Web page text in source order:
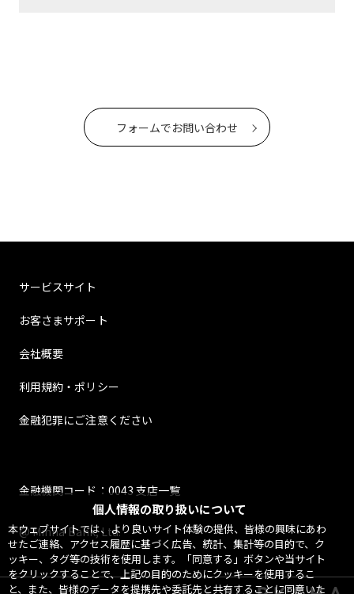
個人情報の取り扱いについて
本ウェブサイトでは、より良いサイト体験の提供、皆様の興味にあわ
せたご連絡、アクセス履歴に基づく広告、統計、集計等の目的で、ク
ッキー、タグ等の技術を使用します。「同意する」ボタンや当サイト
をクリックすることで、上記の目的のためにクッキーを使用するこ
と、また、皆様のデータを提携先や委託先と共有することに同意いた
フォームでお問い合わせ
サービスサイト
お客さまサポート
会社概要
利用規約・ポリシー
金融犯罪にご注意ください
金融機関コード：0043 支店一覧
@ Minna Bank, Ltd.